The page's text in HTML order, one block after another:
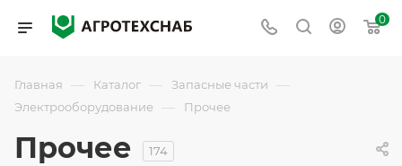
0
Главная — Каталог — Запасные части —
Электрооборудование — Прочее
Прочее 174